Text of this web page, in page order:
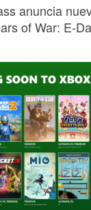
anuncia
of War: E-